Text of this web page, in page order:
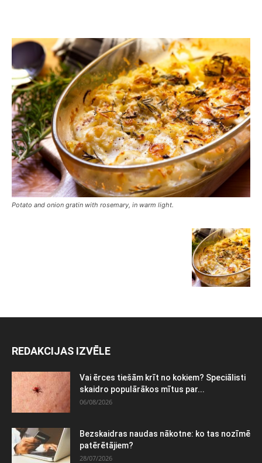
Potato and onion gratin with rosemary, in warm light.
REDAKCIJAS IZVĒLE
Vai ērces tiešām krīt no kokiem? Speciālisti
skaidro populārākos mītus par...
06/08/2026
Bezskaidras naudas nākotne: ko tas nozīmē
patērētājiem?
28/07/2026